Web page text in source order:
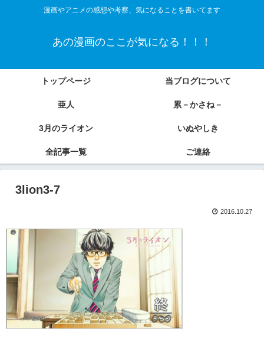
漫画やアニメの感想や考察、気になることを書いてます
あの漫画のここが気になる！！！
トップページ 当ブログについて
亜人 累－かさね－
3月のライオン いぬやしき
全記事一覧 ご連絡
3lion3-7
2016.10.27